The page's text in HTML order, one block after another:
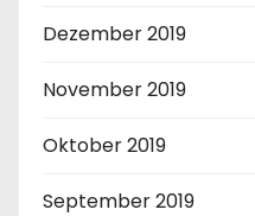
Dezember 2019
November 2019
Oktober 2019
September 2019